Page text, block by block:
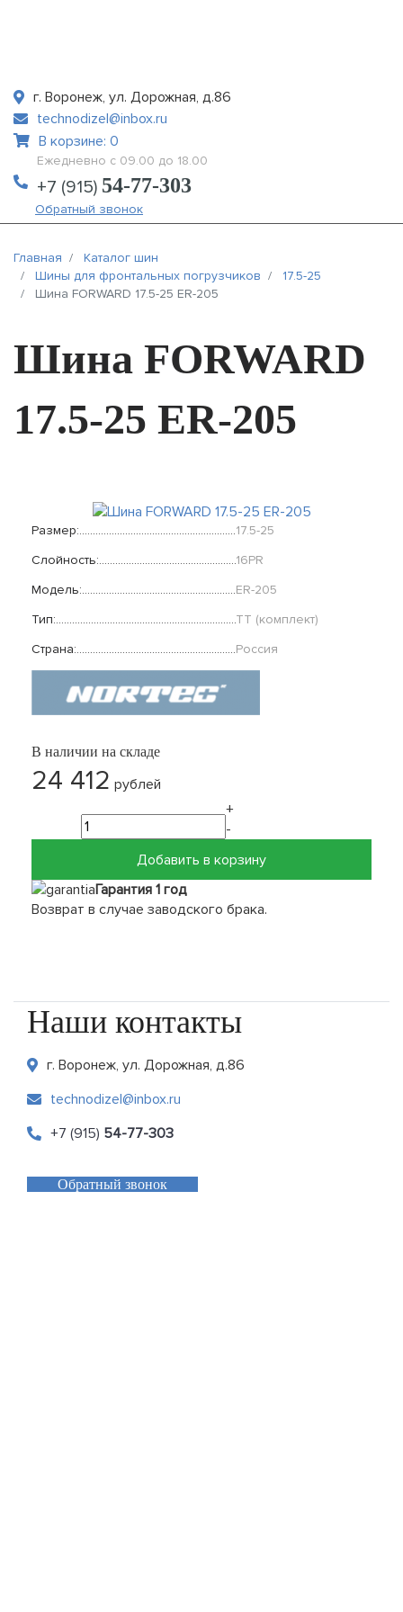
г. Воронеж, ул. Дорожная, д.86
technodizel@inbox.ru
В корзине: 0
Ежедневно с 09.00 до 18.00
+7 (915) 54-77-303
Обратный звонок
Главная
Каталог шин
Шины для фронтальных погрузчиков
17.5-25
Шина FORWARD 17.5-25 ER-205
Шина FORWARD
17.5-25 ER-205
Размер:
17.5-25
Слойность:
16PR
Модель:
ER-205
Тип:
TT (комплект)
Страна:
Россия
В наличии на складе
24 412 рублей
+
-
Добавить в корзину
Гарантия 1 год
Возврат в случае заводского брака.
Наши контакты
г. Воронеж, ул. Дорожная, д.86
technodizel@inbox.ru
+7 (915) 54-77-303
Обратный звонок